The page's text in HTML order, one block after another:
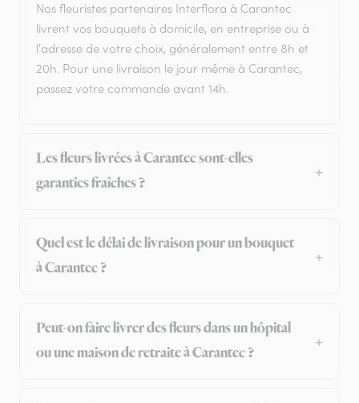
Nos fleuristes partenaires Interflora à Carantec
livrent vos bouquets à domicile, en entreprise ou à
l'adresse de votre choix, généralement entre 8h et
20h. Pour une livraison le jour même à Carantec,
passez votre commande avant 14h.
Les fleurs livrées à Carantec sont-elles
garanties fraîches ?
Quel est le délai de livraison pour un bouquet
à Carantec ?
Peut-on faire livrer des fleurs dans un hôpital
ou une maison de retraite à Carantec ?